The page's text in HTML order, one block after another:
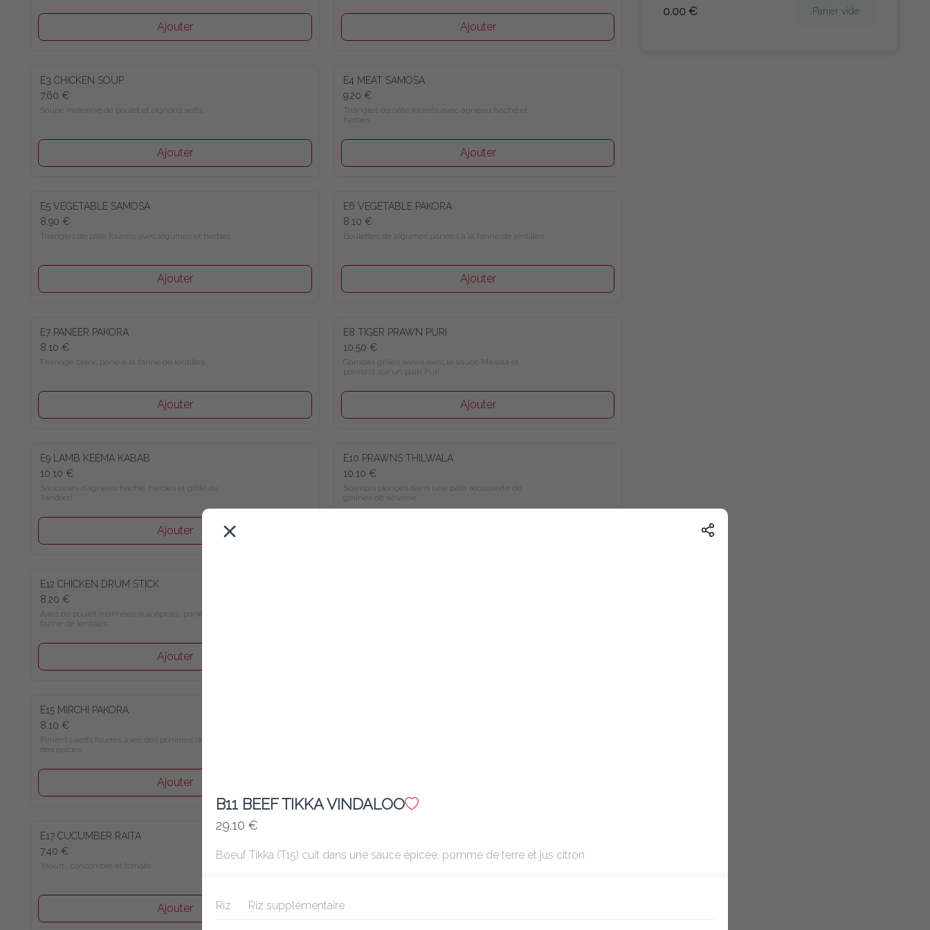
Ajouter Ajouter
E3 CHICKEN SOUP
7.60 €
Soupe indienne de poulet et oignons verts
Ajouter
E4 MEAT SAMOSA
9.20 €
Triangles de pâte fourrés avec agneau haché et herbes
Ajouter
E5 VEGETABLE SAMOSA
8.90 €
Triangles de pâte fourrés avec légumes et herbes
Ajouter
E6 VEGETABLE PAKORA
8.10 €
Boulettes de légumes panées à la farine de lentilles
Ajouter
E7 PANEER PAKORA
8.10 €
Fromage blanc pané à la farine de lentilles
Ajouter
E8 TIGER PRAWN PURI
10.50 €
Gambas grillés servis avec la sauce Masala et poivrons sur un
pain Puri
Ajouter
E9 LAMB KEEMA KABAB
10.10 €
Saucisses d’agneau haché, herbes et grillé au Tandoori
Ajouter
E10 PRAWNS THILWALA
10.10 €
Scampis plongés dans une pâte recouverte de graines de
sésame
E12 CHICKEN DRUM STICK
8.20 €
Ailes de poulet marinées aux épices, panées à la farine de
lentilles
Ajouter
E15 MIRCHI PAKORA
8.10 €
Piments verts fourrés avec des pommes de terre et des épices
Ajouter
E17 CUCUMBER RAITA
7.40 €
Yaourt , concombre et tomate
Ajouter
8.40 €
0.00 € Panier vide
B11 BEEF TIKKA VINDALOO
29.10 €
Boeuf Tikka (T15) cuit dans une sauce épicée, pomme de terre et jus citron
Riz Riz supplémentaire